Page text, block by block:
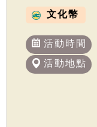
文化幣
活動時間
活動地點